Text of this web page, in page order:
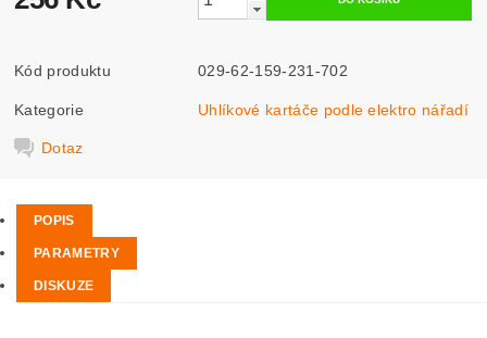
Kód produktu 029-62-159-231-702
Kategorie Uhlíkové kartáče podle elektro nářadí
Dotaz
POPIS
PARAMETRY
DISKUZE